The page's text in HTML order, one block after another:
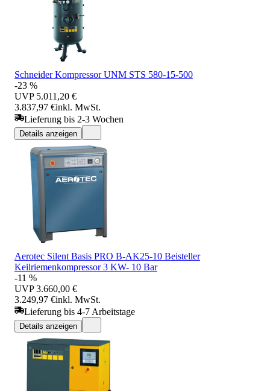
Schneider Kompressor UNM STS 580-15-500
-23 %
UVP 5.011,20 €
3.837,97 €inkl. MwSt.
Lieferung bis 2-3 Wochen
Details anzeigen
Aerotec Silent Basis PRO B-AK25-10 Beisteller
Keilriemenkompressor 3 KW- 10 Bar
-11 %
UVP 3.660,00 €
3.249,97 €inkl. MwSt.
Lieferung bis 4-7 Arbeitstage
Details anzeigen